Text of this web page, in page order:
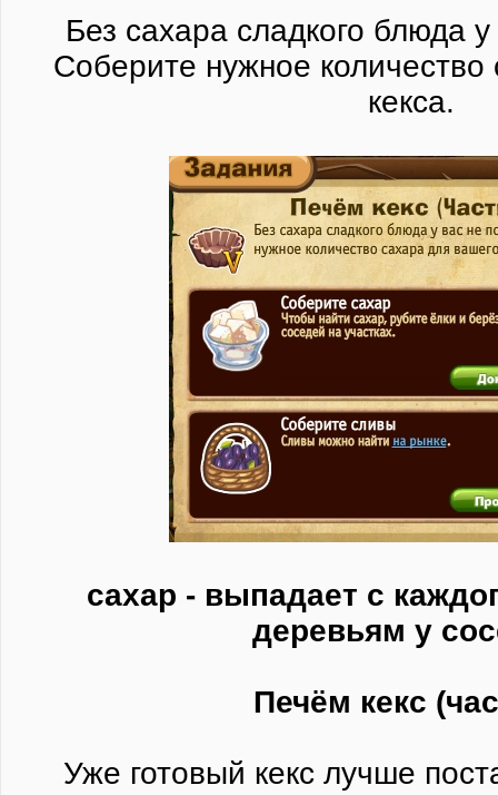
Без сахара сладкого блюда
Соберите нужное
кекса.
сахар - выпадает с
деревьям у
Печём кекс
Уже готовый кекс лучше